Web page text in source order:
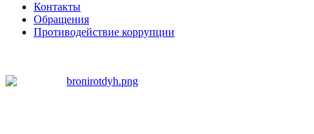
Контакты
Обращения
Противодействие коррупции